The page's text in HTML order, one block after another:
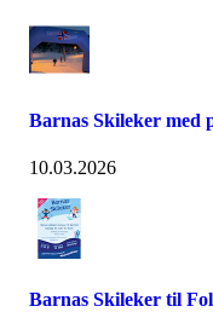
Barnas Skileker med
10.03.2026
Barnas Skileker til